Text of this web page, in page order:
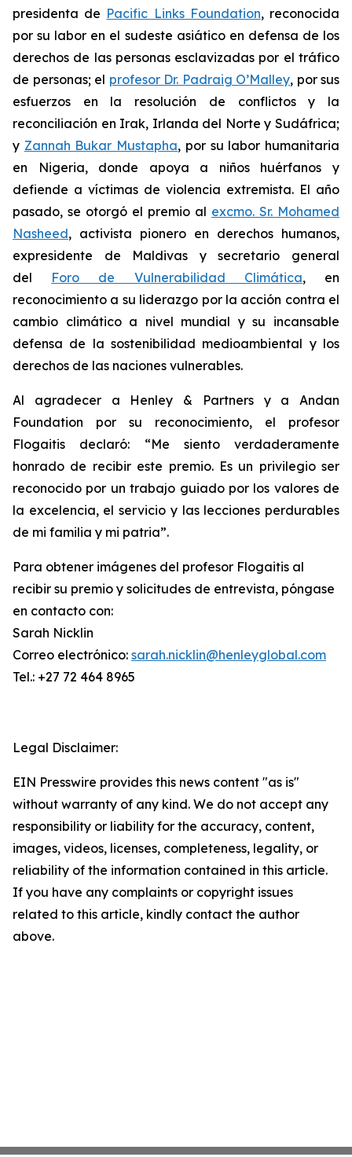
presidenta de Pacific Links Foundation, reconocida
por su labor en el sudeste asiático en defensa de los
derechos de las personas esclavizadas por el tráfico
de personas; el profesor Dr. Padraig O’Malley, por sus
esfuerzos en la resolución de conflictos y la
reconciliación en Irak, Irlanda del Norte y Sudáfrica;
y Zannah Bukar Mustapha, por su labor humanitaria
en Nigeria, donde apoya a niños huérfanos y
defiende a víctimas de violencia extremista. El año
pasado, se otorgó el premio al excmo. Sr. Mohamed
Nasheed, activista pionero en derechos humanos,
expresidente de Maldivas y secretario general
del Foro de Vulnerabilidad Climática, en
reconocimiento a su liderazgo por la acción contra el
cambio climático a nivel mundial y su incansable
defensa de la sostenibilidad medioambiental y los
derechos de las naciones vulnerables.
Al agradecer a Henley & Partners y a Andan
Foundation por su reconocimiento, el profesor
Flogaitis declaró: “Me siento verdaderamente
honrado de recibir este premio. Es un privilegio ser
reconocido por un trabajo guiado por los valores de
la excelencia, el servicio y las lecciones perdurables
de mi familia y mi patria”.
Para obtener imágenes del profesor Flogaitis al
recibir su premio y solicitudes de entrevista, póngase
en contacto con:
Sarah Nicklin
Correo electrónico: sarah.nicklin@henleyglobal.com
Tel.: +27 72 464 8965
Legal Disclaimer:
EIN Presswire provides this news content "as is"
without warranty of any kind. We do not accept any
responsibility or liability for the accuracy, content,
images, videos, licenses, completeness, legality, or
reliability of the information contained in this article.
If you have any complaints or copyright issues
related to this article, kindly contact the author
above.